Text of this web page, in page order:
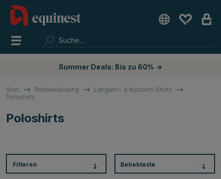
Summer Deals: Bis zu 60% →
Start Reitbekleidung
Langarm- & Kurzarm-Shirts
Poloshirts
Poloshirts
Filteren Beliebteste